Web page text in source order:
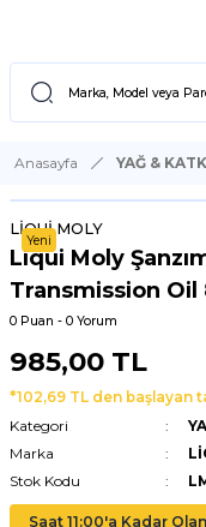
Anasayfa YAĞ &
Yeni
LİQUİ MOLY
Liqui Moly
Transmission Oil
0 Puan - 0 Yorum
985,00 TL
*102,69 TL den başlayan
Kategori
Marka
Stok Kodu
Saat 11:00'a Kadar